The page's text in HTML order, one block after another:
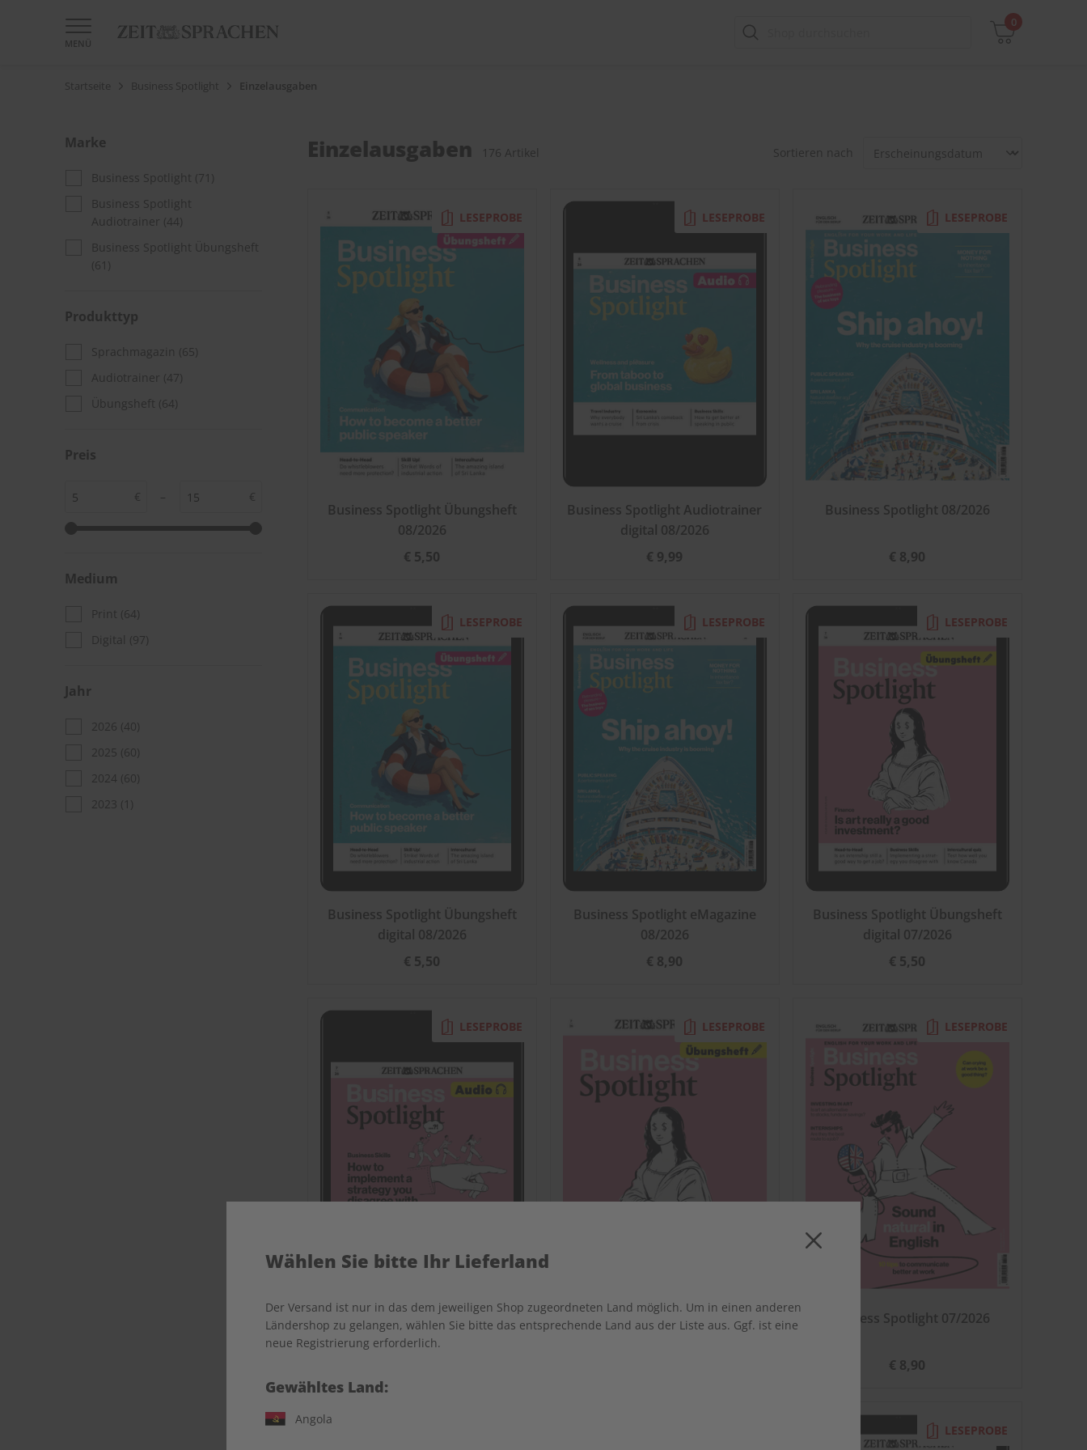
MENÜ
0
inkl. MwSt., ggf. zzgl. Versandkosten
Startseite Business Spotlight Einzelausgaben
Marke
Business Spotlight (71)
Business Spotlight
Audiotrainer (44)
Business Spotlight Übungsheft
(61)
Produkttyp
Sprachmagazin (65)
Audiotrainer (47)
Übungsheft (64)
Preis
€ – €
Medium
Print (64)
Digital (97)
Jahr
2026 (40)
2025 (60)
2024 (60)
2023 (1)
Einzelausgaben 176 Artikel Sortieren nach
Business Spotlight Übungsheft
08/2026
€ 5,50
LESEPROBE
Business Spotlight Audiotrainer
digital 08/2026
€ 9,99
LESEPROBE
Business Spotlight 08/2026
€ 8,90
LESEPROBE
Business Spotlight Übungsheft
digital 08/2026
€ 5,50
LESEPROBE
Business Spotlight eMagazine
08/2026
€ 8,90
LESEPROBE
Business Spotlight Übungsheft
digital 07/2026
€ 5,50
LESEPROBE
Business Spotlight Audiotrainer
digital 07/2026
LESEPROBE
Business Spotlight Übungsheft
LESEPROBE
Business Spotlight 07/2026
€ 8,90
LESEPROBE
LESEPROBE
Wählen Sie bitte Ihr Lieferland
Der Versand ist nur in das dem jeweiligen Shop zugeordneten Land möglich. Um in einen anderen
Ländershop zu gelangen, wählen Sie bitte das entsprechende Land aus der Liste aus. Ggf. ist eine
neue Registrierung erforderlich.
Gewähltes Land:
Angola